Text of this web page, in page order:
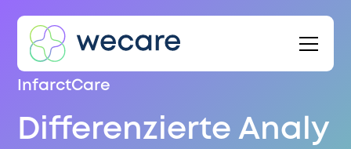
InfarctCare
Differenzierte Analy